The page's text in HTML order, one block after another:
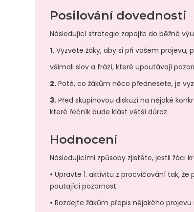
Posilování dovednosti
Následující strategie zapojte do běžné
1. Vyzvěte žáky, aby si při vašem projevu,
všímali slov a frází, které upoutávají
2. Poté, co žákům něco přednesete, je
3. Před skupinovou diskuzí na nějaké
které řečník bude klást větší důraz.
Hodnocení
Následujícími způsoby zjistěte, jestli žáci
• Upravte 1. aktivitu z procvičování tak,
poutající pozornost.
• Rozdejte žákům přepis nějakého